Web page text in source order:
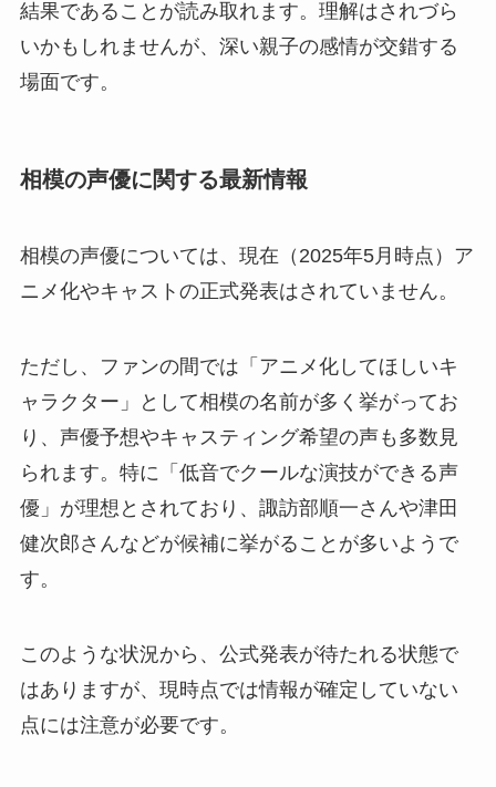
結果であることが読み取れます。理解はされづら
いかもしれませんが、深い親子の感情が交錯する
場面です。
相模の声優に関する最新情報
相模の声優については、現在（2025年5月時点）ア
ニメ化やキャストの正式発表はされていません。
ただし、ファンの間では「アニメ化してほしいキ
ャラクター」として相模の名前が多く挙がってお
り、声優予想やキャスティング希望の声も多数見
られます。特に「低音でクールな演技ができる声
優」が理想とされており、諏訪部順一さんや津田
健次郎さんなどが候補に挙がることが多いようで
す。
このような状況から、公式発表が待たれる状態で
はありますが、現時点では情報が確定していない
点には注意が必要です。